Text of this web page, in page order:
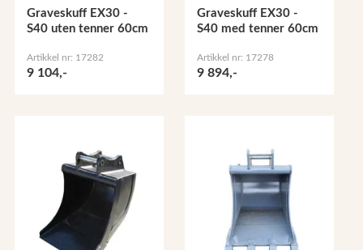
Graveskuff EX30 -
S40 uten tenner 60cm
Artikkel nr: 17282
9 104,-
Graveskuff EX30 -
S40 med tenner 60cm
Artikkel nr: 17278
9 894,-